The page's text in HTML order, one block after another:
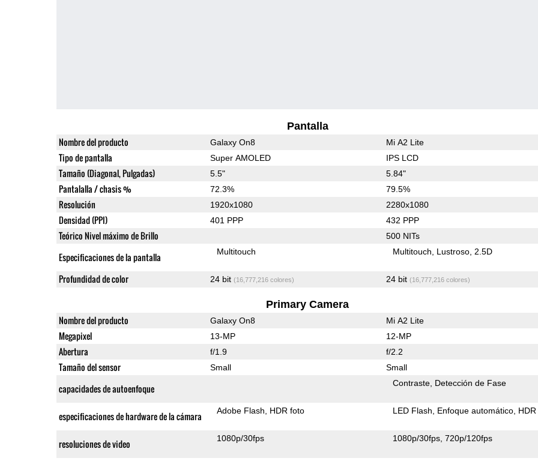
Pantalla
Nombre del producto Galaxy On8 Mi A2 Lite
Tipo de pantalla Super AMOLED IPS LCD
Tamaño (Diagonal, Pulgadas) 5.5" 5.84"
Pantalalla / chasis % 72.3% 79.5%
Resolución 1920x1080 2280x1080
Densidad (PPI) 401 PPP 432 PPP
Teórico Nivel máximo de Brillo 500 NITs
Especificaciones de la pantalla Multitouch Multitouch Lustroso 2.5D
Profundidad de color 24 bit (16,777,216 colores) 24 bit (16,777,216 colores)
Primary Camera
Nombre del producto Galaxy On8 Mi A2 Lite
Megapixel 13-MP 12-MP
Abertura f/1.9 f/2.2
Tamaño del sensor Small Small
capacidades de autoenfoque Contraste Detección de Fase
especificaciones de hardware de la cámara Adobe Flash HDR foto LED Flash Enfoque automático
resoluciones de video 1080p/30fps 1080p/30fps 720p/120fps